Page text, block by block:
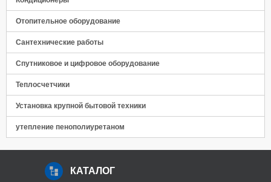
Отопительное оборудование
Сантехнические работы
Спутниковое и цифровое оборудование
Теплосчетчики
Установка крупной бытовой техники
утепление пенополиуретаном
КАТАЛОГ